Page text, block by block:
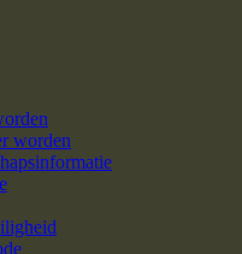
worden